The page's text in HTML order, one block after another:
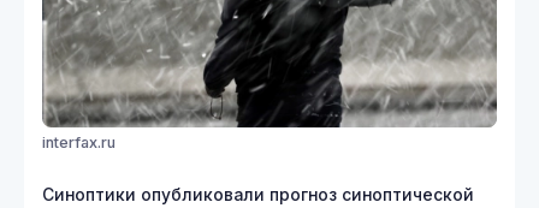
interfax.ru
Синоптики опубликовали прогноз синоптической